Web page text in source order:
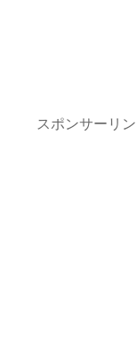
スポンサーリ